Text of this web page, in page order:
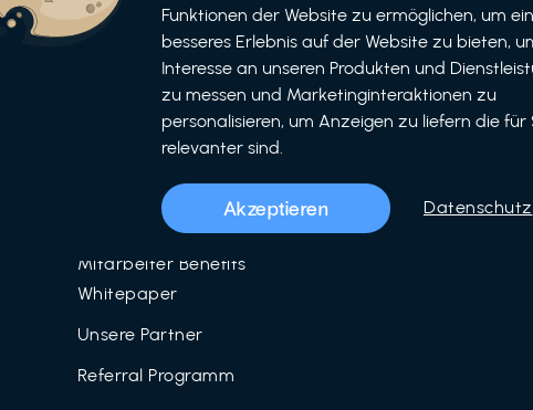
Für Partner
Unser Team
Mitarbeiter Benefits
Mitarbeiter Benefits
Whitepaper
Unsere Partner
Referral Programm
Funktionen der Website zu ermöglichen, um ein
besseres Erlebnis auf der Website zu bieten,
Interesse an unseren Produkten und
zu messen und Marketinginteraktionen zu
personalisieren, um Anzeigen zu liefern die für
relevanter sind.
Akzeptieren Datenschutz